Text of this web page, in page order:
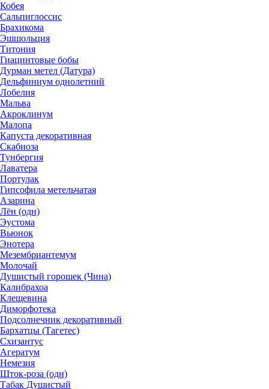
Кобея
Сальпиглоссис
Брахикома
Эшшольция
Титония
Гиацинтовые бобы
Дурман метел (Датура)
Дельфиниум однолетний
Лобелия
Мальва
Акроклинум
Малопа
Капуста декоративная
Скабиоза
Тунбергия
Лаватера
Портулак
Гипсофила метельчатая
Азарина
Лён (одн)
Эустома
Вьюнок
Энотера
Мезембриантемум
Молочай
Душистый горошек (Чина)
Калибрахоа
Клещевина
Диморфотека
Подсолнечник декоративный
Бархатцы (Тагетес)
Схизантус
Агератум
Немезия
Шток-роза (одн)
Табак Душистый